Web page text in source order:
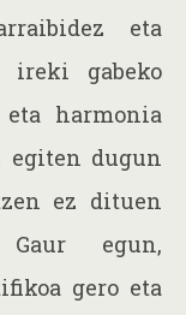
eta
ireki gabeko
harmonia
egiten dugun
ez dituen
Gaur egun,
gero eta